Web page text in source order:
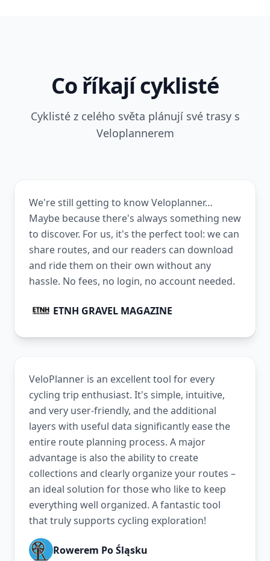
Co říkají cyklisté
Cyklisté z celého světa plánují své trasy s
Veloplannerem
We're still getting to know Veloplanner…
Maybe because there's always something new
to discover. For us, it's the perfect tool: we can
share routes, and our readers can download
and ride them on their own without any
hassle. No fees, no login, no account needed.
ETNH GRAVEL MAGAZINE
VeloPlanner is an excellent tool for every
cycling trip enthusiast. It's simple, intuitive,
and very user-friendly, and the additional
layers with useful data significantly ease the
entire route planning process. A major
advantage is also the ability to create
collections and clearly organize your routes –
an ideal solution for those who like to keep
everything well organized. A fantastic tool
that truly supports cycling exploration!
Rowerem Po Śląsku